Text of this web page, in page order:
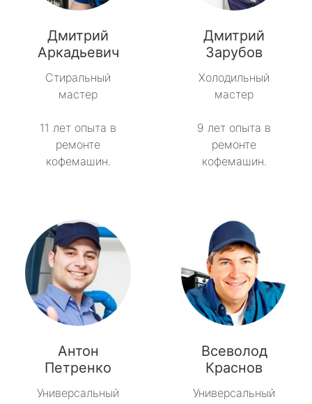
Дмитрий
Аркадьевич
Стиральный
мастер
11 лет опыта в
ремонте
кофемашин.
Дмитрий
Зарубов
Холодильный
мастер
9 лет опыта в
ремонте
кофемашин.
Антон
Петренко
Универсальный
Всеволод
Краснов
Универсальный